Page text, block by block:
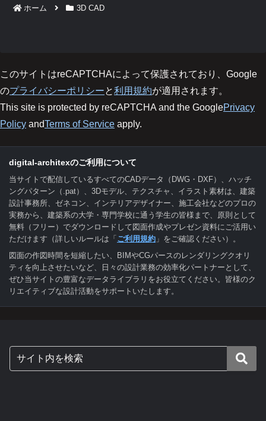
ホーム 3D CAD
このサイトはreCAPTCHAによって保護されており、Google
のプライバシーポリシーと利用規約が適用されます。
This site is protected by reCAPTCHA and the GooglePrivacy
Policy andTerms of Service apply.
digital-architexのご利用について
当サイトで配信しているすべてのCADデータ（DWG・DXF）、ハッチ
ングパターン（.pat）、3Dモデル、テクスチャ、イラスト素材は、建築
設計事務所、ゼネコン、インテリアデザイナー、施工会社などのプロの
実務から、建築系の大学・専門学校に通う学生の皆様まで、原則として
無料（フリー）でダウンロードして図面作成やプレゼン資料にご活用い
ただけます（詳しいルールは「 ご利用規約 」をご確認ください）。
図面の作図時間を短縮したい、BIMやCGパースのレンダリングクオリ
ティを向上させたいなど、日々の設計業務の効率化パートナーとして、
ぜひ当サイトの豊富なデータライブラリをお役立てください。皆様のク
リエイティブな設計活動をサポートいたします。